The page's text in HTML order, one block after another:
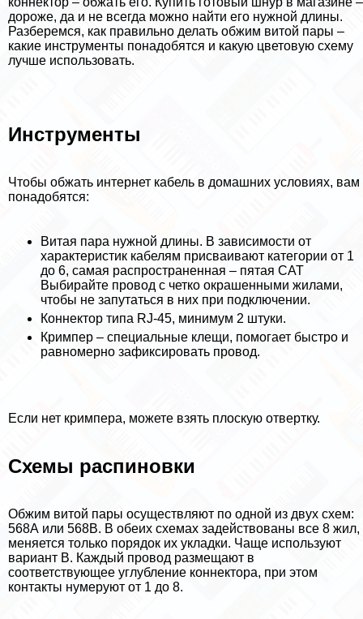
дороже, да и не всегда можно найти его нужной длины.
Разберемся, как правильно делать обжим витой пары –
какие инструменты понадобятся и какую цветовую схему
лучше использовать.
Инструменты
Чтобы обжать интернет кабель в домашних условиях, вам
понадобятся:
Витая пара нужной длины. В зависимости от
хаpaктеристик кабелям присваивают категории от 1
до 6, самая распространенная – пятая CAT
Выбирайте провод с четко окрашенными жилами,
чтобы не запутаться в них при подключении.
Коннектор типа RJ-45, минимум 2 штуки.
Кримпер – специальные клещи, помогает быстро и
равномерно зафиксировать провод.
Если нет кримпера, можете взять плоскую отвертку.
Схемы распиновки
Обжим витой пары осуществляют по одной из двух схем:
568А или 568В. В обеих схемах задействованы все 8 жил,
меняется только порядок их укладки. Чаще используют
вариант В. Каждый провод размещают в
соответствующее углубление коннектора, при этом
контакты нумеруют от 1 до 8.